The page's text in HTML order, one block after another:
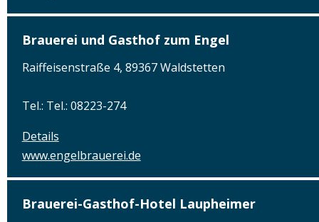
Brauerei und Gasthof zum Engel
Raiffeisenstraße 4, 89367 Waldstetten
Tel.: Tel.: 08223-274
Details
www.engelbrauerei.de
Brauerei-Gasthof-Hotel Laupheimer